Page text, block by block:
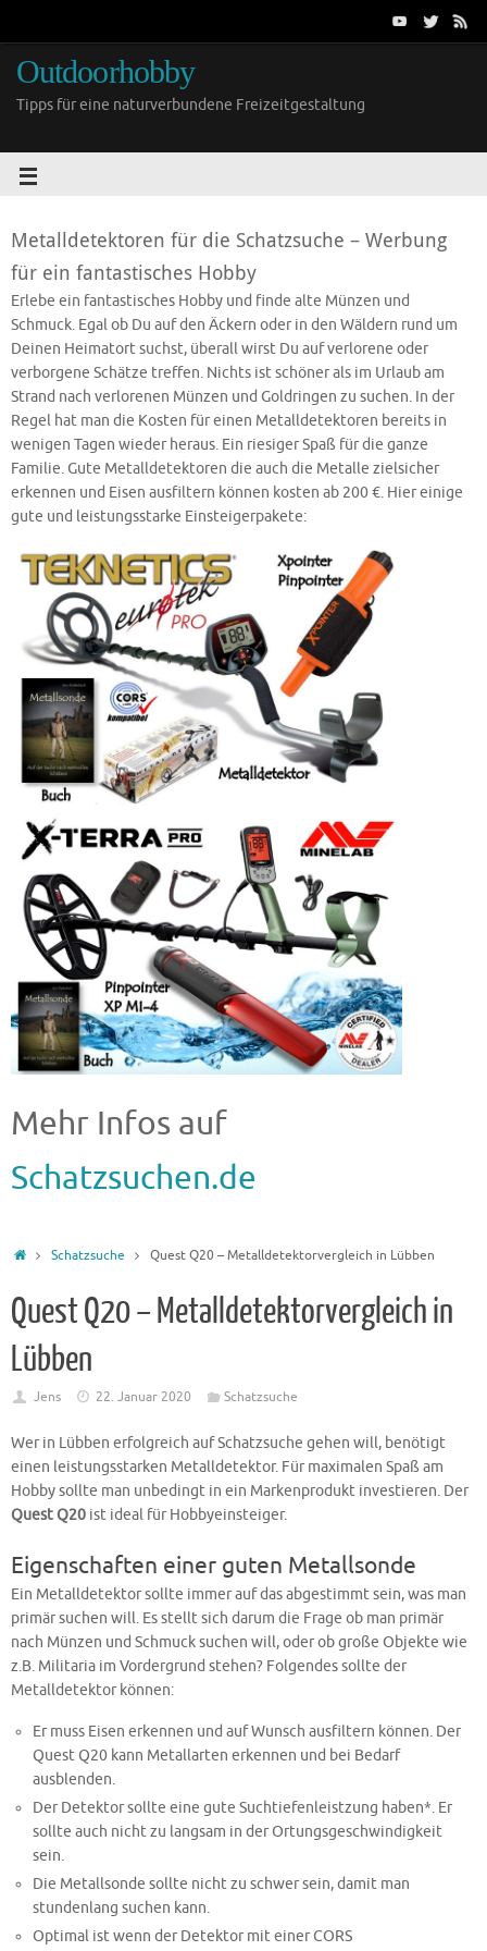
Outdoorhobby
Tipps für eine naturverbundene Freizeitgestaltung
Metalldetektoren für die Schatzsuche – Werbung
für ein fantastisches Hobby
Erlebe ein fantastisches Hobby und finde alte Münzen und
Schmuck. Egal ob Du auf den Äckern oder in den Wäldern rund um
Deinen Heimatort suchst, überall wirst Du auf verlorene oder
verborgene Schätze treffen. Nichts ist schöner als im Urlaub am
Strand nach verlorenen Münzen und Goldringen zu suchen. In der
Regel hat man die Kosten für einen Metalldetektoren bereits in
wenigen Tagen wieder heraus. Ein riesiger Spaß für die ganze
Familie. Gute Metalldetektoren die auch die Metalle zielsicher
erkennen und Eisen ausfiltern können kosten ab 200 €. Hier einige
gute und leistungsstarke Einsteigerpakete:
Mehr Infos auf
Schatzsuchen.de
Schatzsuche Quest Q20 – Metalldetektorvergleich in Lübben
Quest Q20 – Metalldetektorvergleich in
Lübben
Jens 22. Januar 2020 Schatzsuche
Wer in Lübben erfolgreich auf Schatzsuche gehen will, benötigt
einen leistungsstarken Metalldetektor. Für maximalen Spaß am
Hobby sollte man unbedingt in ein Markenprodukt investieren. Der
Quest Q20 ist ideal für Hobbyeinsteiger.
Eigenschaften einer guten Metallsonde
Ein Metalldetektor sollte immer auf das abgestimmt sein, was man
primär suchen will. Es stellt sich darum die Frage ob man primär
nach Münzen und Schmuck suchen will, oder ob große Objekte wie
z.B. Militaria im Vordergrund stehen? Folgendes sollte der
Metalldetektor können:
Er muss Eisen erkennen und auf Wunsch ausfiltern können. Der
Quest Q20 kann Metallarten erkennen und bei Bedarf
ausblenden.
Der Detektor sollte eine gute Suchtiefenleistzung haben*. Er
sollte auch nicht zu langsam in der Ortungsgeschwindigkeit
sein.
Die Metallsonde sollte nicht zu schwer sein, damit man
stundenlang suchen kann.
Optimal ist wenn der Detektor mit einer CORS